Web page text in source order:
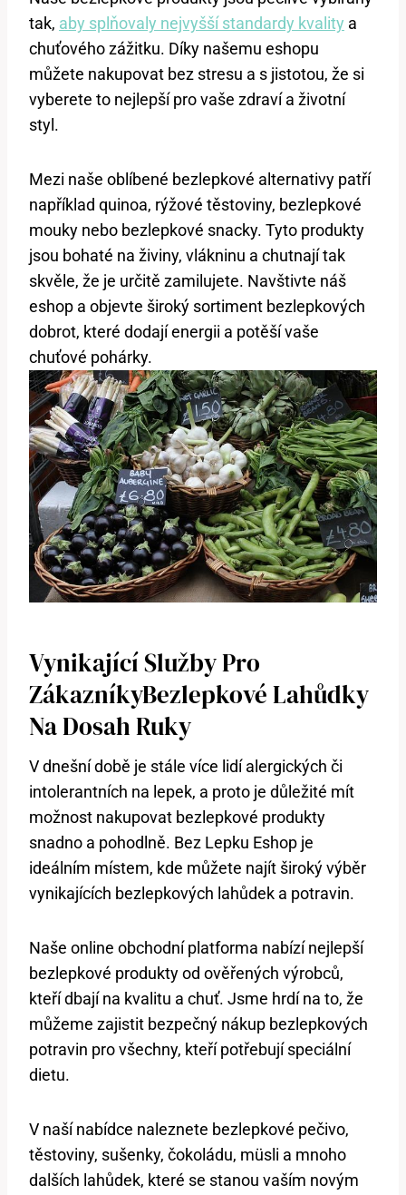
tak, aby splňovaly nejvyšší standardy kvality a
chuťového zážitku. Díky našemu eshopu
můžete nakupovat bez stresu a s jistotou, že si
vyberete to nejlepší pro vaše zdraví a životní
styl.
Mezi naše oblíbené bezlepkové alternativy patří
například quinoa, rýžové těstoviny, bezlepkové
mouky nebo bezlepkové snacky. Tyto produkty
jsou bohaté na živiny, vlákninu a chutnají tak
skvěle, že je určitě zamilujete. Navštivte náš
eshop a objevte široký sortiment bezlepkových
dobrot, které dodají energii a potěší vaše
chuťové pohárky.
Vynikající Služby Pro
ZákazníkyBezlepkové Lahůdky
Na Dosah Ruky
V dnešní době je stále více lidí alergických či
intolerantních na lepek, a proto je důležité mít
možnost nakupovat bezlepkové produkty
snadno a pohodlně. Bez Lepku Eshop je
ideálním místem, kde můžete najít široký výběr
vynikajících bezlepkových lahůdek a potravin.
Naše online obchodní platforma nabízí nejlepší
bezlepkové produkty od ověřených výrobců,
kteří dbají na kvalitu a chuť. Jsme hrdí na to, že
můžeme zajistit bezpečný nákup bezlepkových
potravin pro všechny, kteří potřebují speciální
dietu.
V naší nabídce naleznete bezlepkové pečivo,
těstoviny, sušenky, čokoládu, müsli a mnoho
dalších lahůdek, které se stanou vaším novým